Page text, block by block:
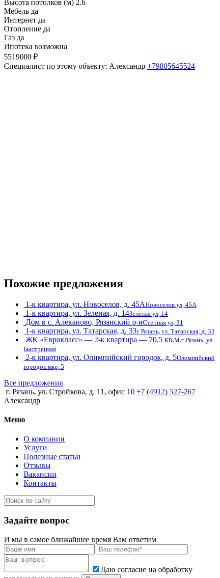
Высота потолков (м) 2.6
Мебель да
Интернет да
Отопление да
Газ да
Ипотека возможна
5519000 ₽
Специалист по этому объекту: Александр +79805645524
Похожие предложения
1-к квартира, ул. Новоселов, д. 45АНовоселов ул, 45А
1-к квартира, ул. Зеленая, д. 14Зеленая ул, 14
Дом в с. Алеканово, Рязанский р-нСтепная ул, 31
1-к квартира, ул. Татарская, д. 33г. Рязань, ул. Татарская, д. 33
ЖК «Еврокласс» — 2-к квартира — 70,5 кв.м.г. Рязань, ул.
Быстрецкая
2-к квартира, ул. Олимпийский городок, д. 5Олимпийский
городок мкр, 5
Все предложения
г. Рязань, ул. Стройкова, д. 11, офис 10 +7 (4912) 527-267
Александр
Меню
О компании
Услуги
Полезные статьи
Отзывы
Вакансии
Контакты
Задайте вопрос
И мы в самое ближайшее время Вам ответим
Даю согласие на обработку